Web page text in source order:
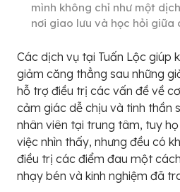
mình không chỉ như một
nơi giao lưu và học hỏi giữa
Các dịch vụ tại Tuấn Lộc giúp
giảm căng thẳng sau những
hỗ trợ điều trị các vấn đề về
cảm giác dễ chịu và tinh thần
nhân viên tại trung tâm, tuy
việc nhìn thấy, nhưng đều có
điều trị các điểm đau một
nhạy bén và kinh nghiệm đã